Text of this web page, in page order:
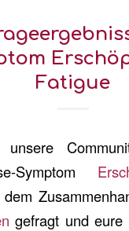
Fatigue
Symptom
gefragt und